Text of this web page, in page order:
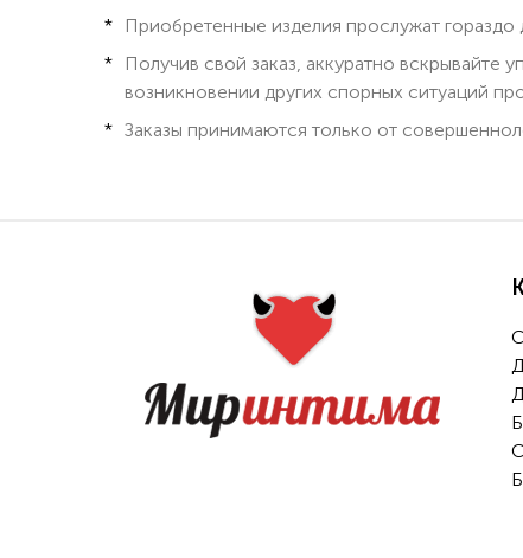
Приобретенные изделия прослужат
Получив свой заказ, аккуратно вскрывайте
возникновении других спорных ситуаций
Заказы принимаются только от